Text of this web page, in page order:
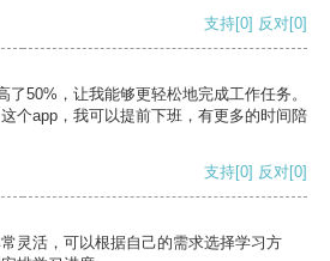
支持[0] 反对[0]
了50%，让我能够更轻松地完成工作任务。
个app，我可以提前下班，有更多的时间陪
支持[0] 反对[0]
灵活，可以根据自己的需求选择学习方